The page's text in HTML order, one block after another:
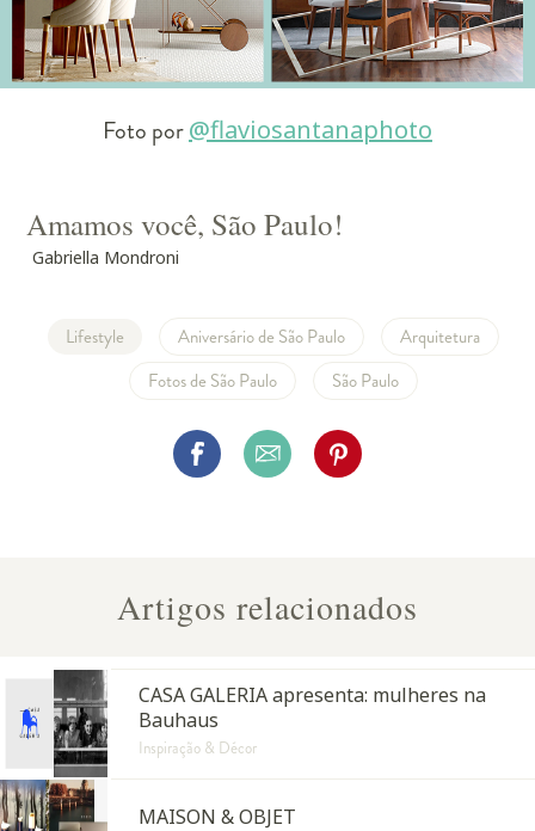
Foto por@flaviosantanaphoto
Amamos você, São Paulo!
Gabriella Mondroni
Lifestyle Aniversário de São Paulo
Arquitetura
Fotos de São Paulo
São Paulo
Artigos relacionados
CASA GALERIA apresenta: mulheres na
Bauhaus
Inspiração & Décor
MAISON & OBJET